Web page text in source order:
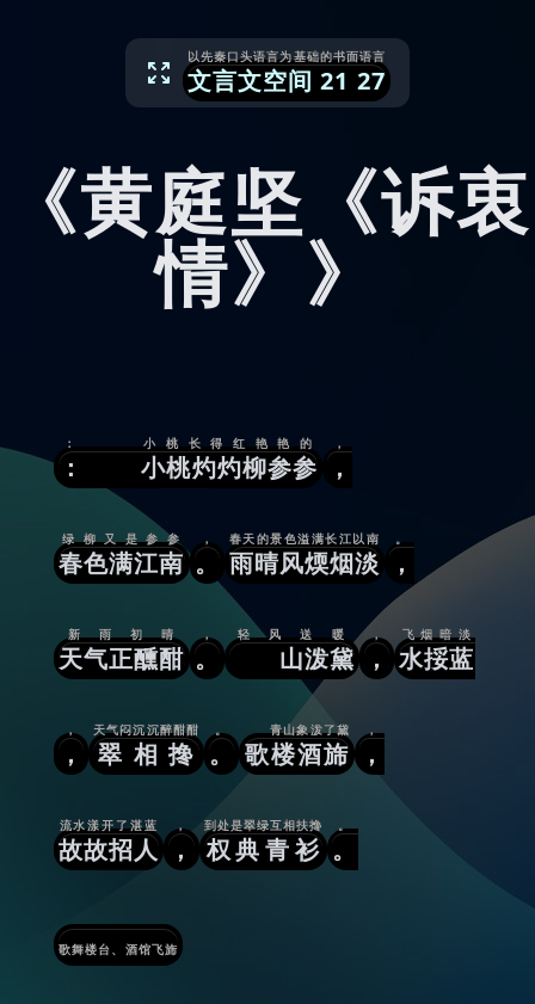
文言文空间21 27
以先秦口头语言为基础的书面语言
《黄庭坚《诉衷
情》》
： 小桃灼灼柳参参
： 小桃长得红艳艳的
，
，
春色满江南
绿柳又是参参
。
，
雨晴风煗烟淡
春天的景色溢满长江以南
，
。
天气正醺酣
新雨初晴
。
，
山泼黛
轻风送暖
，
，
水挼蓝
飞烟暗淡
，
，
翠相搀
天气闷沉沉醉酣酣
。
。
歌楼酒旆
青山象泼了黛
，
，
故故招人
流水漾开了湛蓝
，
，
权典青衫
到处是翠绿互相扶搀
。
。
歌舞楼台、酒馆飞旆